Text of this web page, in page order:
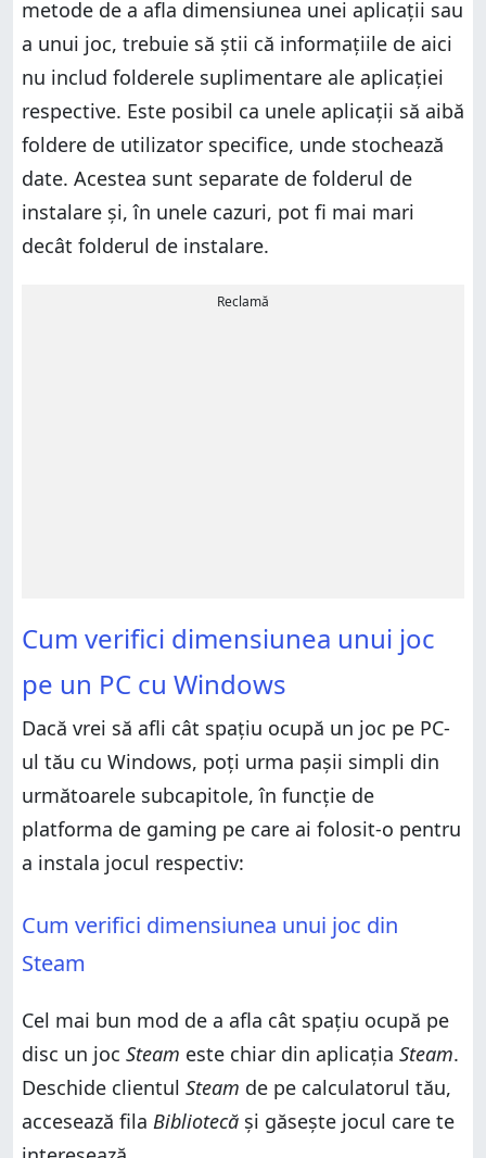
metode de a afla dimensiunea unei aplicații sau
a unui joc, trebuie să știi că informațiile de aici
nu includ folderele suplimentare ale aplicației
respective. Este posibil ca unele aplicații să aibă
foldere de utilizator specifice, unde stochează
date. Acestea sunt separate de folderul de
instalare și, în unele cazuri, pot fi mai mari
decât folderul de instalare.
Reclamă
Cum verifici dimensiunea unui joc
pe un PC cu Windows
Dacă vrei să afli cât spațiu ocupă un joc pe PC-
ul tău cu Windows, poți urma pașii simpli din
următoarele subcapitole, în funcție de
platforma de gaming pe care ai folosit-o pentru
a instala jocul respectiv:
Cum verifici dimensiunea unui joc din
Steam
Cel mai bun mod de a afla cât spațiu ocupă pe
disc un joc Steam este chiar din aplicația Steam.
Deschide clientul Steam de pe calculatorul tău,
accesează fila Bibliotecă și găsește jocul care te